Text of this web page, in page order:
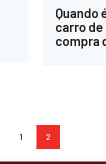
Quando
carro
compra
PAGE
1 PAGE
2